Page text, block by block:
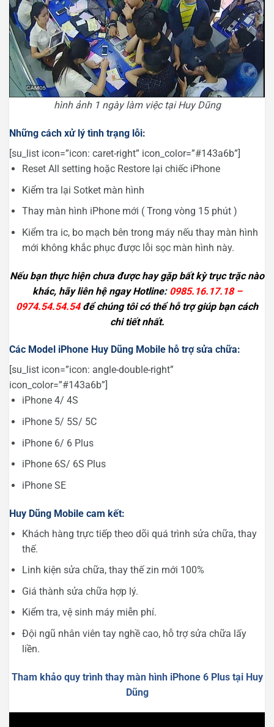
hình ảnh 1 ngày làm việc tại Huy Dũng
Những cách xử lý tình trạng lỗi:
[su_list icon=”icon: caret-right” icon_color=”#143a6b”]
Reset All setting hoặc Restore lại chiếc iPhone
Kiểm tra lại Sotket màn hình
Thay màn hình iPhone mới ( Trong vòng 15 phút )
Kiểm tra ic, bo mạch bên trong máy nếu thay màn hình
mới không khắc phục được lỗi sọc màn hình này.
Nếu bạn thực hiện chưa được hay gặp bất kỳ trục trặc nào
khác, hãy liên hệ ngay Hotline: 0985.16.17.18 –
0974.54.54.54để chúng tôi có thể hỗ trợ giúp bạn cách
chi tiết nhất.
Các Model iPhone Huy Dũng Mobile hỗ trợ sửa chữa:
[su_list icon=”icon: angle-double-right”
icon_color=”#143a6b”]
iPhone 4/ 4S
iPhone 5/ 5S/ 5C
iPhone 6/ 6 Plus
iPhone 6S/ 6S Plus
iPhone SE
Huy Dũng Mobile cam kết:
Khách hàng trực tiếp theo dõi quá trình sửa chữa, thay
thế.
Linh kiện sửa chữa, thay thế zin mới 100%
Giá thành sửa chữa hợp lý.
Kiểm tra, vệ sinh máy miễn phí.
Đội ngũ nhân viên tay nghề cao, hỗ trợ sửa chữa lấy
liền.
Tham khảo quy trình thay màn hình iPhone 6 Plus tại Huy
Dũng